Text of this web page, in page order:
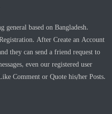
based on Bangladesh.
After Create an Account
they can send a friend request to
even our registered user
Comment or Quote his/her Posts.